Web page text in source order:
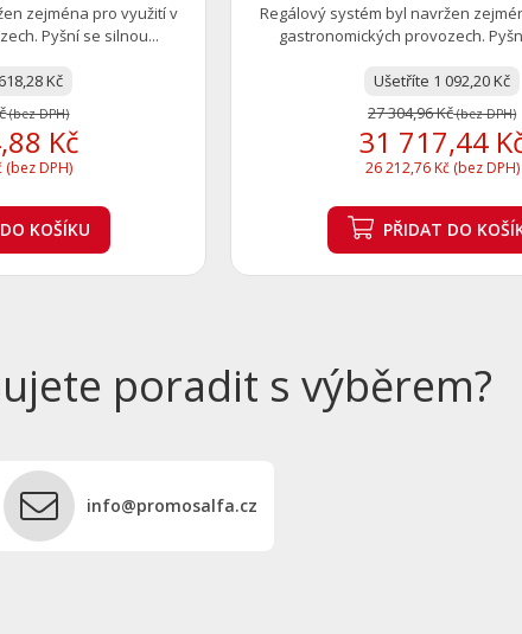
zejména pro využití v
Pyšní se silnou...
Kč
(bez DPH)
Kč
(bez DPH)
DO KOŠÍKU
Regálový systém byl navržen
gastronomických provozech.
Ušetříte 1 092,20 Kč
27 304,96 Kč(bez DPH)
31 717,44
26 212,76 Kč (bez DPH)
PŘIDAT DO
poradit s výběrem?
info@promosalfa.cz